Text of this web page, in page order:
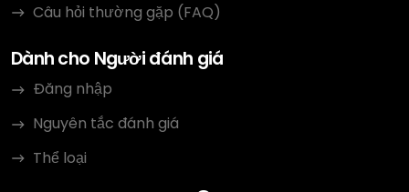
Câu hỏi thường gặp (FAQ)
Dành cho Người đánh giá
Đăng nhập
Nguyên tắc đánh giá
Thể loại